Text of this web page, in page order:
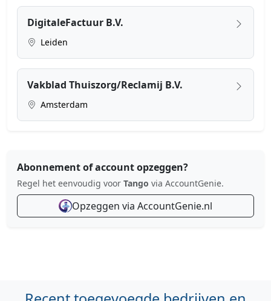
DigitaleFactuur B.V.
Leiden
Vakblad Thuiszorg/Reclamij B.V.
Amsterdam
Abonnement of account opzeggen?
Regel het eenvoudig voor Tango via AccountGenie.
Opzeggen via AccountGenie.nl